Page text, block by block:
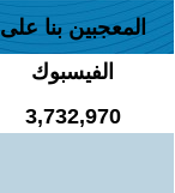
المعجبين بنا على
الفيسبوك
3,732,970